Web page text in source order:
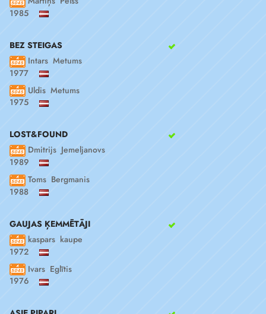
1985
BEZ STEIGAS
Intars Metums
1977
Uldis Metums
1975
LOST&FOUND
Dmitrijs Jemeljanovs
1989
Toms Bergmanis
1988
GAUJAS ĶEMMĒTĀJI
kaspars kaupe
1972
Ivars Eglītis
1976